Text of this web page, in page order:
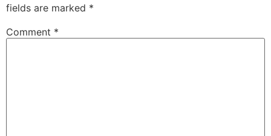
fields are marked *
Comment *